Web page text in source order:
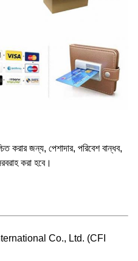
করার জন্য, পেশাদার, পরিবেশ বান্ধব,
করা হবে।
Co., Ltd. (CFI